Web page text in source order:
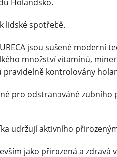
Holandsko.
lidské spotřebě.
jsou sušené moderní
množství vitamínú,
pravidelně kontrolovány
pro odstranováné
udržují aktivního
jako přirozená a zdravá